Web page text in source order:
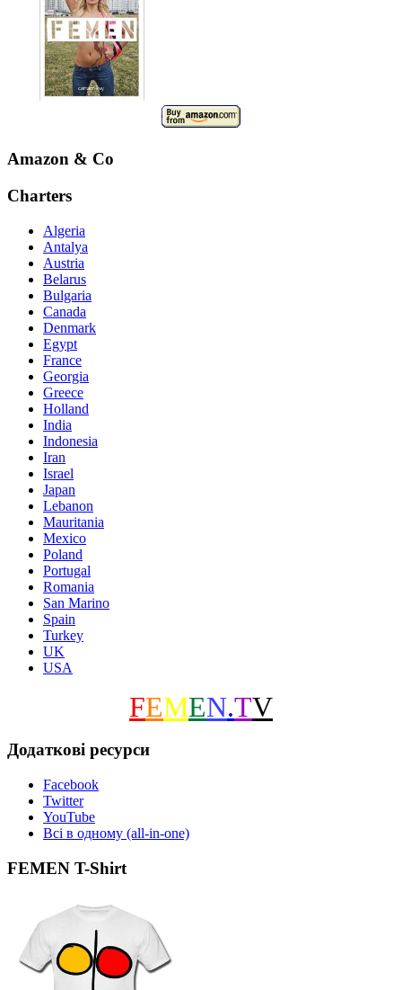
Amazon & Co
Charters
Algeria
Antalya
Austria
Belarus
Bulgaria
Canada
Denmark
Egypt
France
Georgia
Greece
Holland
India
Indonesia
Iran
Israel
Japan
Lebanon
Mauritania
Mexico
Poland
Portugal
Romania
San Marino
Spain
Turkey
UK
USA
FEMEN.TV
Додаткові ресурси
Facebook
Twitter
YouTube
Всі в одному (all-in-one)
FEMEN T-Shirt